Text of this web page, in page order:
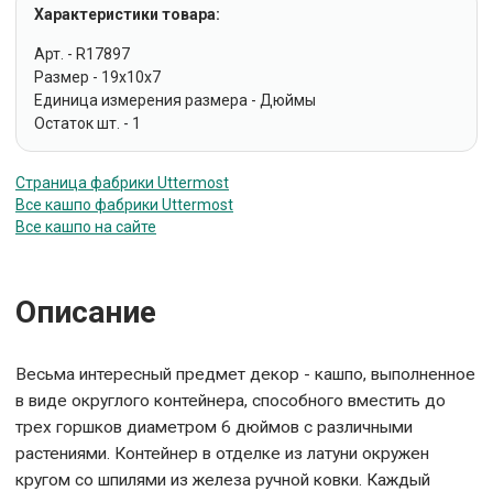
Характеристики товара:
Арт. - R17897
Размер - 19x10x7
Единица измерения размера - Дюймы
Остаток шт. - 1
Страница фабрики Uttermost
Все кашпо фабрики Uttermost
Все кашпо на сайте
Описание
Весьма интересный предмет декор - кашпо, выполненное
в виде округлого контейнера, способного вместить до
трех горшков диаметром 6 дюймов с различными
растениями. Контейнер в отделке из латуни окружен
кругом со шпилями из железа ручной ковки. Каждый